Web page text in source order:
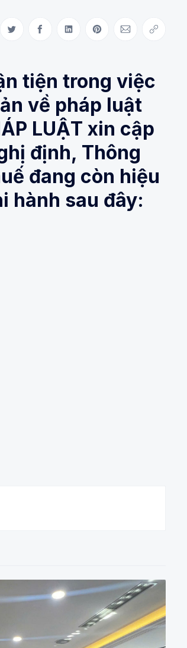
Share on Twitter
Share on Facebook
Share on LinkedIn
Share on Pinterest
Share via Email
Copy link
tiện trong việc
về pháp luật
LUẬT xin cập
định, Thông
đang còn hiệu
hành sau đây: